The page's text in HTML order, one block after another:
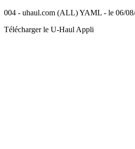
004 - uhaul.com (ALL) YAML - le 06/
Télécharger le U-Haul Appli